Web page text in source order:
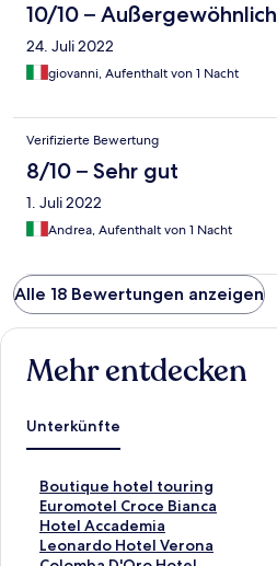
10/10 – Außergewöhnlich
24. Juli 2022
giovanni, Aufenthalt von 1 Nacht
Verifizierte Bewertung
8/10 – Sehr gut
1. Juli 2022
Andrea, Aufenthalt von 1 Nacht
Alle 18 Bewertungen anzeigen
Mehr entdecken
Unterkünfte
Boutique hotel touring
L
i
n
k
Euromotel Croce Bianca
L
i
n
Hotel Accademia
L
iLeonardo Hotel Verona
L